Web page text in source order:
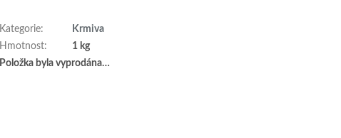
Kategorie:
Krmiva
Hmotnost:
1 kg
Položka byla vyprodána…